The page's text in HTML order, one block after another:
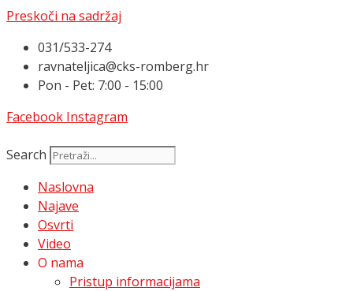
Preskoči na sadržaj
031/533-274
ravnateljica@cks-romberg.hr
Pon - Pet: 7:00 - 15:00
Facebook Instagram
Search
Naslovna
Najave
Osvrti
Video
O nama
Pristup informacijama